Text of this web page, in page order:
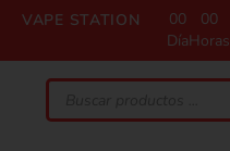
VAPE STATION
00
Día
00
Horas